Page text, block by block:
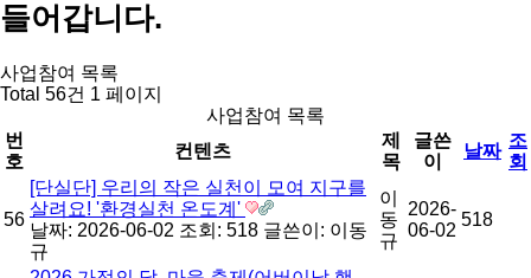
들어갑니다.
사업참여 목록
Total 56건 1 페이지
사업참여 목록
번
호
컨텐츠
제
목
글쓴
이
날짜
조
회
56
[단실단] 우리의 작은 실천이 모여 지구를
살려요! '환경실천 온도계'
날짜: 2026-06-02 조회: 518 글쓴이: 이동
규
이
동
규
2026-
06-02
518